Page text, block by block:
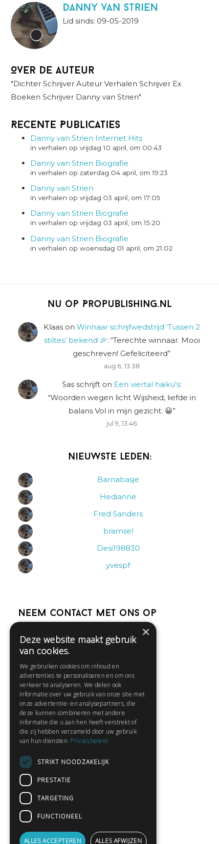
danny van strien
Lid sinds: 09-05-2019
Over de auteur
"Dichter Schrijver Auteur Verhalen Schrijver Ex
Boeken Schrijver Danny van Strien"
Recente Publicaties
Danny van Strien Internet Hits
in verhalen op vrijdag 10 april, om 00:43
Danny van Strien Biografie
in verhalen op zaterdag 04 april, om 19:23
Danny van Strien
in verhalen op vrijdag 03 april, om 17:05
Danny van Strien Biografie
in verhalen op vrijdag 03 april, om 15:20
Danny van Strien Biografie
in verhalen op woensdag 01 april, om 21:02
Nu op Propublishing.nl
Klaas on Winnaar schrijfwedstrijd ‘Tussen 2
stiltes’ bekend 🎉: “Terechte winnaar. Mooi
geschreven! Gefeliciteerd”
aug 6, 13:38
Sas schrijft on Een viertal haiku’s:
“Woorden wegen licht Wijsheid, liefde in
balans Vol in mijn gezicht. 😀”
jul 9, 13:46
Nieuwste leden:
Barnabasje
Hedianne
Fred Sanders
bramsel
Desi198830
yvespf
Neem contact met ons op
Help
Contact
Huisregels
Snel naar:
Gratis aanmelden
Privacybeleid
Gedichten lezen
Schrijfwedstrijden
×
Deze website maakt gebruik
van cookies.
We gebruiken cookies om inhoud en
advertenties te personaliseren en om ons
verkeer te analyseren. We delen ook
informatie over uw gebruik van onze site met
onze advertentie- en analysepartners, die
deze kunnen combineren met andere
informatie die u aan hen heeft verstrekt of
die zij hebben verzameld door uw gebruik
van hun diensten. Privacybeleid
STRIKT NOODZAKELIJK
PRESTATIE
TARGETING
FUNCTIONEEL
ALLES ACCEPTEREN ALLES AFWIJZEN